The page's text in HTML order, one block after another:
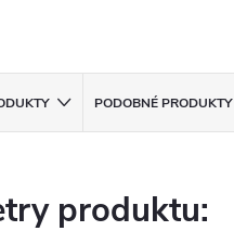
PODOBNÉ PRODUKTY
produktu: